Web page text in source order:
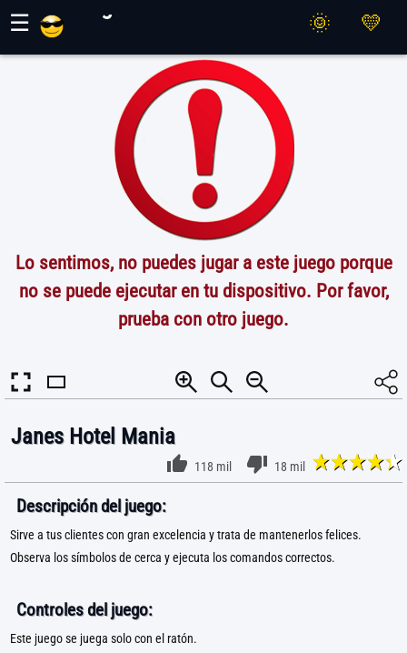
☰
Lo sentimos, no puedes jugar a este juego porque
no se puede ejecutar en tu dispositivo. Por favor,
prueba con otro juego.
Janes Hotel Mania
118 mil 18 mil
Descripción del juego:
Sirve a tus clientes con gran excelencia y trata de mantenerlos felices.
Observa los símbolos de cerca y ejecuta los comandos correctos.
Controles del juego:
Este juego se juega solo con el ratón.